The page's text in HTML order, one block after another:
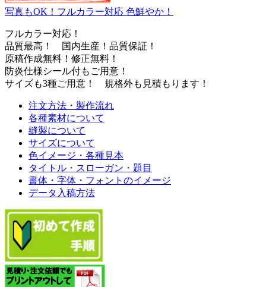
写真もOK！フルカラー対応 色鮮やか！
フルカラー対応！
品質最高！ 国内生産！品質保証！
原稿作成無料！修正無料！
防炎仕様シール付もご用意！
サイズも3種ご用意！ 規格外も見積もります！
注文方法・製作流れ
各種素材について
縫製について
サイズについて
色イメージ・各種見本
タイトル・スローガン・題目
書体・字体・フォントのイメージ
データ入稿方法